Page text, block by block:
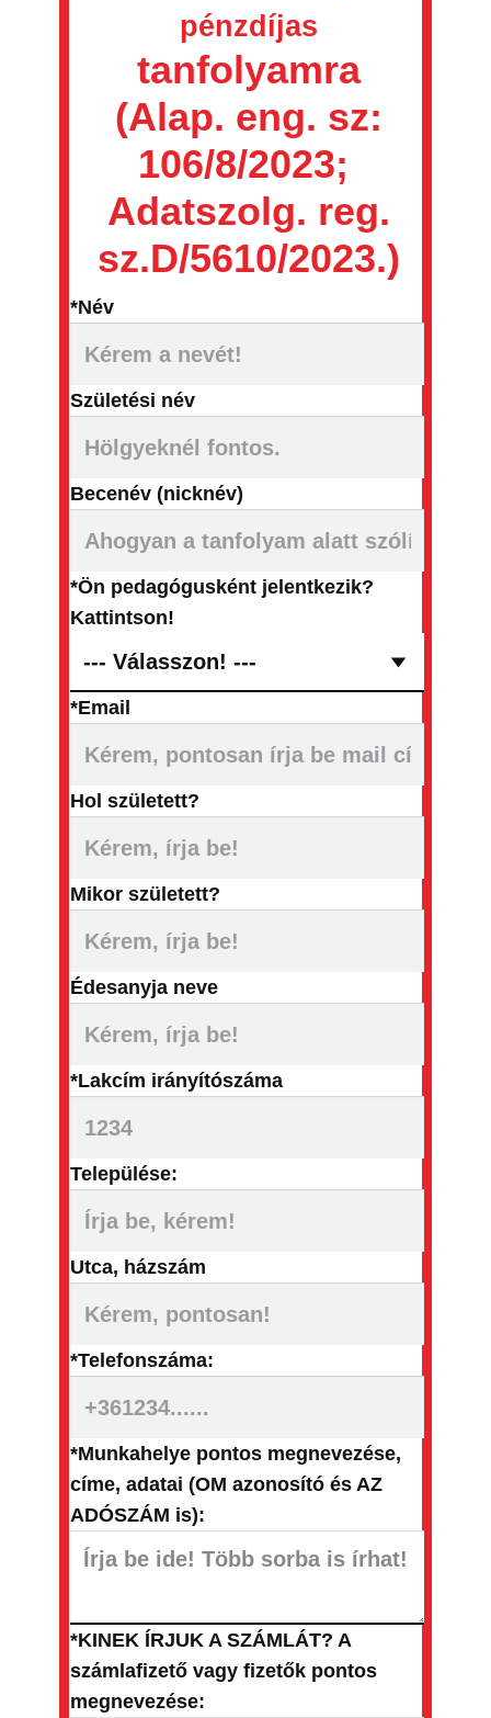
pénzdíjas
tanfolyamra
(​Alap. eng. sz:
106/8/2023;
Adatszolg. reg.
sz.D/5610/2023.)
*Név
Születési név
Becenév (nicknév)
*Ön pedagógusként jelentkezik?
Kattintson!
*Email
Hol született?
Mikor született?
Édesanyja neve
*Lakcím irányítószáma
Települése:
Utca, házszám
*Telefonszáma:
*Munkahelye pontos megnevezése,
címe, adatai (OM azonosító és AZ
ADÓSZÁM is):
*KINEK ÍRJUK A SZÁMLÁT? A
számlafizető vagy fizetők pontos
megnevezése: